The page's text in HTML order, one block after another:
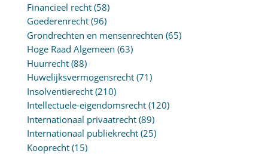
Financieel recht(58)
Goederenrecht(96)
Grondrechten en mensenrechten (65)
Hoge Raad Algemeen (63)
Huurrecht(88)
Huwelijksvermogensrecht(71)
Insolventierecht(210)
Intellectuele-eigendomsrecht(120)
Internationaal privaatrecht(89)
Internationaal publiekrecht(25)
Kooprecht(15)